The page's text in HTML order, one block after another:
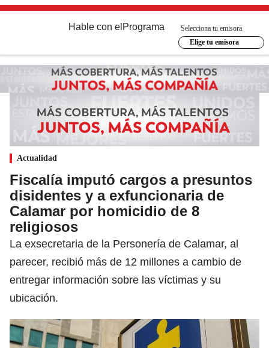
Hable con el Programa
Selecciona tu emisora
Elige tu emisora
Actualidad
Fiscalía imputó cargos a presuntos
disidentes y a exfuncionaria de
Calamar por homicidio de 8
religiosos
La exsecretaria de la Personería de Calamar, al
parecer, recibió más de 12 millones a cambio de
entregar información sobre las víctimas y su
ubicación.